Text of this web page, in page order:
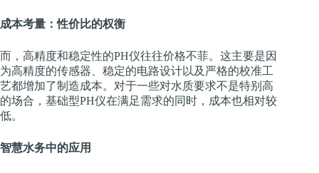
成本考量：性价比的权衡
而，高精度和稳定性的PH仪往往价格不菲。这主要是因
为高精度的传感器、稳定的电路设计以及严格的校准工
艺都增加了制造成本。对于一些对水质要求不是特别高
的场合，基础型PH仪在满足需求的同时，成本也相对较
低。
智慧水务中的应用